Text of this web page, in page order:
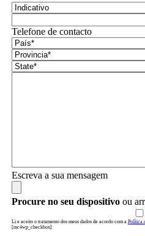
Telefone de contacto
Escreva a sua mensagem
Procure no seu dispositivoou
Li e aceito o tratamento dos meus dados de acordo com a Política
[mc4wp_checkbox]